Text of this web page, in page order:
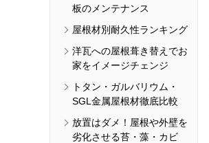
板のメンテナンス
屋根材別耐久性ランキング
洋瓦への屋根葺き替えでお
家をイメージチェンジ
トタン・ガルバリウム・
SGL金属屋根材徹底比較
放置はダメ！屋根や外壁を
劣化させる苔・藻・カビ